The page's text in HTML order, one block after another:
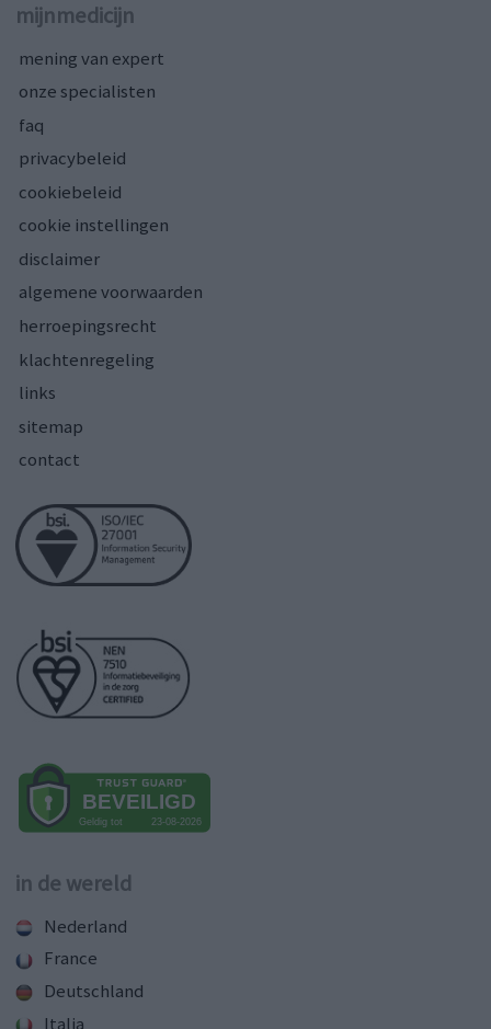
mijnmedicijn
mening van expert
onze specialisten
faq
privacybeleid
cookiebeleid
cookie instellingen
disclaimer
algemene voorwaarden
herroepingsrecht
klachtenregeling
links
sitemap
contact
in de wereld
Nederland
France
Deutschland
Italia